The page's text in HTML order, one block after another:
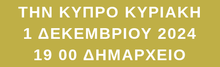
ΤΗΝ ΚΥΠΡΟ ΚΥΡΙΑΚΗ
1 ΔΕΚΕΜΒΡΙΟΥ 2024
19 00 ΔΗΜΑΡΧΕΙΟ